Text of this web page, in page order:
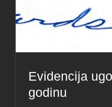
Evidencija
godinu